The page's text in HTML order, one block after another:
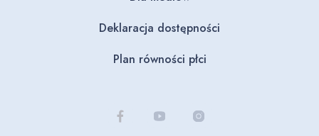
Deklaracja dostępności
Plan równości płci